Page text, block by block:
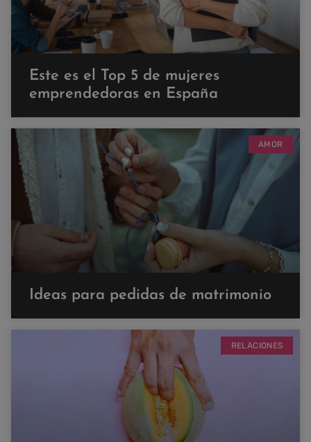
Este es el Top 5 de mujeres
emprendedoras en España
AMOR
Ideas para pedidas de matrimonio
RELACIONES